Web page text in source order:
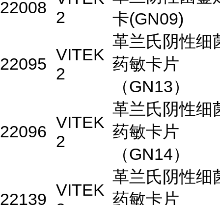
22008
2
卡(GN09)
22095 VITEK
2
革兰氏阴性细
药敏卡片
（GN13）
22096 VITEK
2
革兰氏阴性细
药敏卡片
（GN14）
22139 VITEK
革兰氏阴性细
药敏卡片